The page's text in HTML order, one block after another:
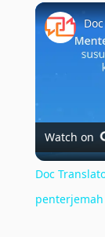
Play Unmute
Watch on
Doc